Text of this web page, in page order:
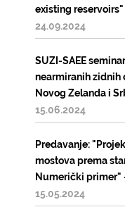
existing reservoirs"
24.09.2024
SUZI-SAEE
nearmiranih zidnih
Novog Zelanda i
15.06.2024
Predavanje:
mostova prema
Numerički primer"
15.05.2024